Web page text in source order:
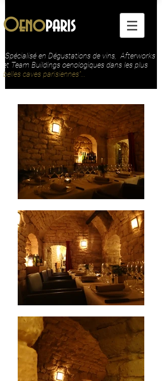
Oenoparis
"Spécialisé en Dégustations de vins, Afterworks
et Team Buildings oenologiques dans les plus
belles caves parisiennes"...